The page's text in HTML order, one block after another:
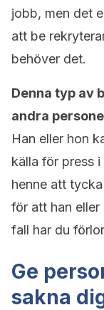
jobb, men det
att be
behöver det.
Denna typ av
andra
Han eller hon
källa för press
henne att
för att han
fall har du
Ge
sakna